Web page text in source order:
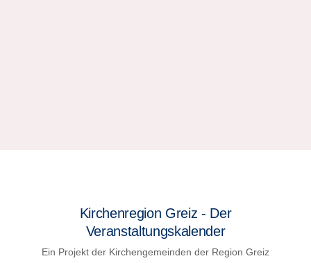
Kirchenregion Greiz - Der
Veranstaltungskalender
Ein Projekt der Kirchengemeinden der Region Greiz